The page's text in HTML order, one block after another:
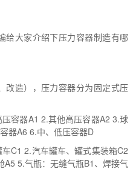
给大家介绍下压力容器制造有哪
改造），压力容器分为固定式压
容器A1 2.其他高压容器A2 3.球
器A6 6.中、低压容器D
C1 2.汽车罐车、罐式集装箱C2
5.气瓶：无缝气瓶B1、焊接气